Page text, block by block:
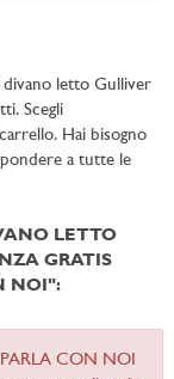
divano letto Gulliver
Scegli
Hai bisogno
a tutte le
LETTO
GRATIS
NOI":
CON NOI